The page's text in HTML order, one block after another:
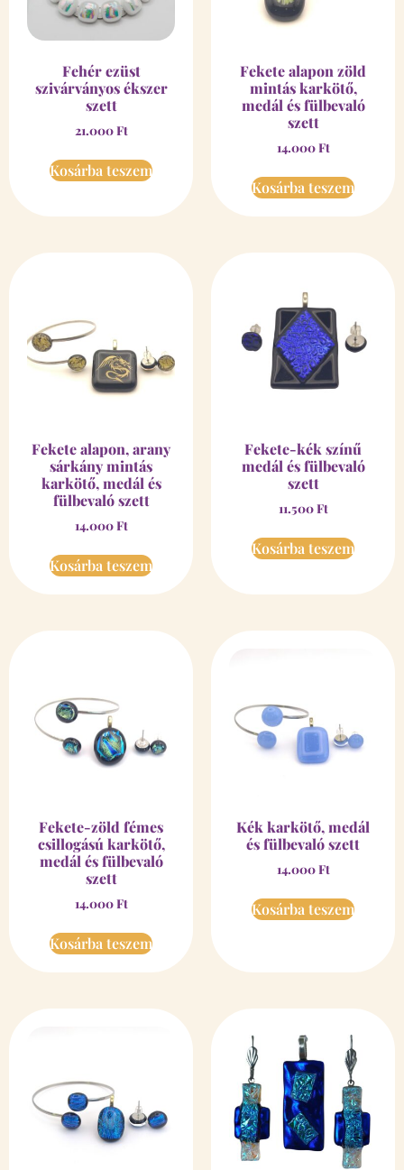
Fehér ezüst
szivárványos ékszer
szett
21.000Ft
Kosárba teszem
Fekete alapon zöld
mintás karkötő,
medál és fülbevaló
szett
14.000Ft
Kosárba teszem
Fekete alapon, arany
sárkány mintás
karkötő, medál és
fülbevaló szett
14.000Ft
Kosárba teszem
Fekete-kék színű
medál és fülbevaló
szett
11.500Ft
Kosárba teszem
Fekete-zöld fémes
csillogású karkötő,
medál és fülbevaló
szett
14.000Ft
Kosárba teszem
Kék karkötő, medál
és fülbevaló szett
14.000Ft
Kosárba teszem